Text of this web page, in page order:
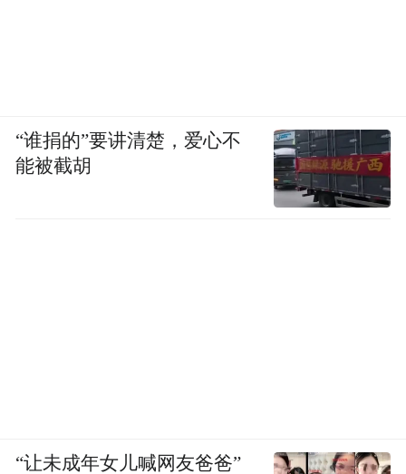
“谁捐的”要讲清楚，爱心不
能被截胡
“让未成年女儿喊网友爸爸”